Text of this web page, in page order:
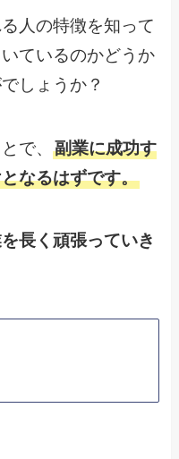
人の特徴を知って
ているのかどうか
しょうか？
で、副業に成功す
なるはずです。
長く頑張っていき